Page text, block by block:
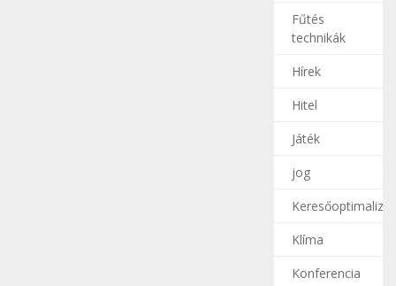
Fűtés
technikák
Hírek
Hitel
Játék
jog
Klíma
Konferencia